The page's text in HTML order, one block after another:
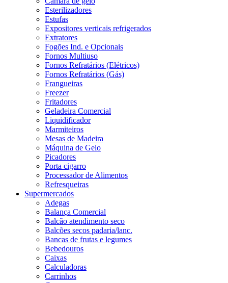
Esterilizadores
Estufas
Expositores verticais refrigerados
Extratores
Fogões Ind. e Opcionais
Fornos Multiuso
Fornos Refratários (Elétricos)
Fornos Refratários (Gás)
Frangueiras
Freezer
Fritadores
Geladeira Comercial
Liquidificador
Marmiteiros
Mesas de Madeira
Máquina de Gelo
Picadores
Porta cigarro
Processador de Alimentos
Refresqueiras
Supermercados
Adegas
Balança Comercial
Balcão atendimento seco
Balcões secos padaria/lanc.
Bancas de frutas e legumes
Bebedouros
Caixas
Calculadoras
Carrinhos